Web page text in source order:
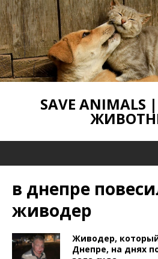
SAVE
в днепре
живодер
Живодер,
Днепре, на днях